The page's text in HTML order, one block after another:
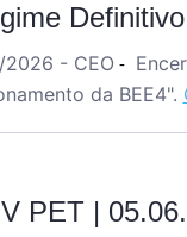
- CEO -
da BEE4".
PET |